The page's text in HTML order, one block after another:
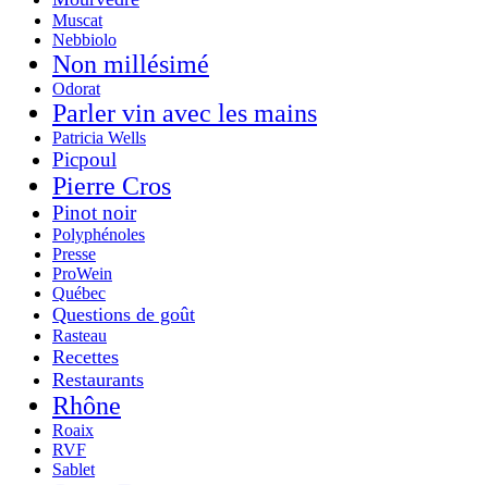
Muscat
Nebbiolo
Non millésimé
Odorat
Parler vin avec les mains
Patricia Wells
Picpoul
Pierre Cros
Pinot noir
Polyphénoles
Presse
ProWein
Québec
Questions de goût
Rasteau
Recettes
Restaurants
Rhône
Roaix
RVF
Sablet